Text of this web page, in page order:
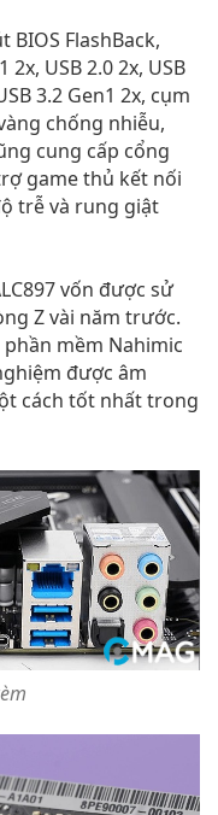
FlashBack,
2x, USB 2.0 2x, USB
3.2 Gen1 2x, cụm
chống nhiễu,
cung cấp cổng
game thủ kết nối
trễ và rung giật
vốn được sử
Z vài năm trước.
phần mềm Nahimic
được âm
cách tốt nhất trong